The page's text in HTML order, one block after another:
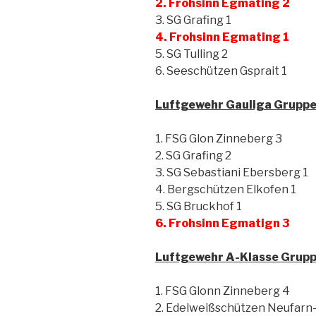
2. Frohsinn Egmating 2
3. SG Grafing 1
4. Frohsinn Egmating 1
5. SG Tulling 2
6. Seeschützen Gsprait 1
Luftgewehr Gauliga
1. FSG Glon Zinneberg 3
2. SG Grafing 2
3. SG Sebastiani Ebersberg 1
4. Bergschützen Elkofen 1
5. SG Bruckhof 1
6. Frohsinn Egmatign 3
Luftgewehr A-Klasse
1. FSG Glonn Zinneberg 4
2. Edelweißschützen